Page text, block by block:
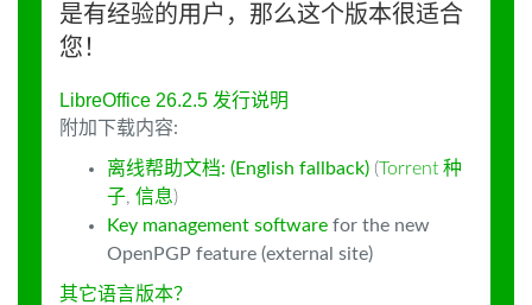
是有经验的用户，那么这个版本很适合
您！
LibreOffice 26.2.5 发行说明
附加下载内容:
离线帮助文档: (English fallback) (Torrent 种
子, 信息)
Key management software for the new
OpenPGP feature (external site)
其它语言版本？